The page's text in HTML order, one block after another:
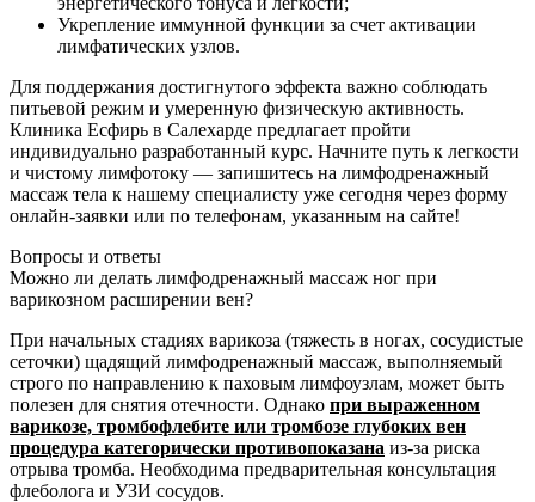
Укрепление иммунной функции за счет активации
лимфатических узлов.
Для поддержания достигнутого эффекта важно соблюдать
питьевой режим и умеренную физическую активность.
Клиника Есфирь в Салехарде предлагает пройти
индивидуально разработанный курс. Начните путь к легкости
и чистому лимфотоку — запишитесь на лимфодренажный
массаж тела к нашему специалисту уже сегодня через форму
онлайн-заявки или по телефонам, указанным на сайте!
Вопросы и ответы
Можно ли делать лимфодренажный массаж ног при
варикозном расширении вен?
При начальных стадиях варикоза (тяжесть в ногах, сосудистые
сеточки) щадящий лимфодренажный массаж, выполняемый
строго по направлению к паховым лимфоузлам, может быть
полезен для снятия отечности. Однако при выраженном
варикозе, тромбофлебите или тромбозе глубоких вен
процедура категорически противопоказана из-за риска
отрыва тромба. Необходима предварительная консультация
флеболога и УЗИ сосудов.